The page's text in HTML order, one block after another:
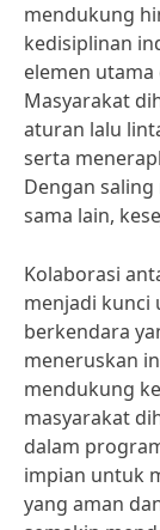
mendukung
kedisiplinan
elemen utama
Masyarakat
aturan lalu
serta
Dengan
sama lain,
Kolaborasi
menjadi kunci
berkendara
meneruskan
mendukung
masyarakat
dalam
impian untuk
yang aman